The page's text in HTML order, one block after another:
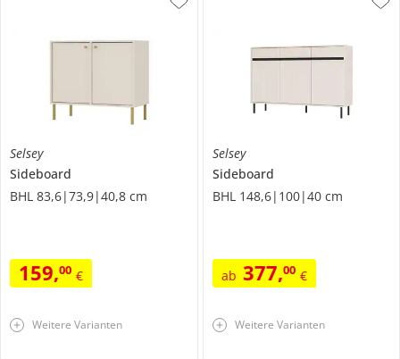
Selsey
Sideboard
BHL 83,6|73,9|40,8 cm
159,00 €
Weitere Varianten
Selsey
Sideboard
BHL 148,6|100|40 cm
ab 377,00 €
Weitere Varianten